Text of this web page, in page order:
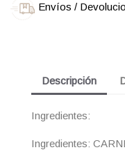
Envíos /
Descripción
Ingredientes:
Ingredientes: